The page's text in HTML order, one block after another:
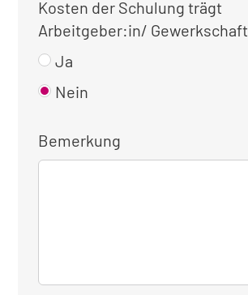
Kosten der Schulung trägt
Arbeitgeber:in/ Gewerkschaft
Ja
Nein
Bemerkung